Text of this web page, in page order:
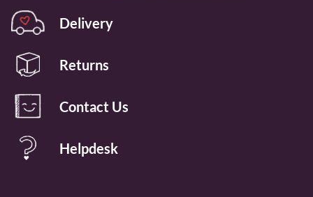
Delivery
Returns
Contact Us
Helpdesk